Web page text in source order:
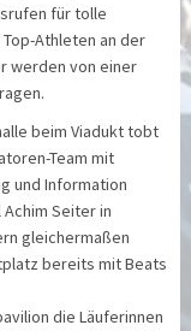
für tolle
Athleten an der
werden von einer
beim Viadukt tobt
Team mit
und Information
Seiter in
gleichermaßen
bereits mit Beats
die Läuferinnen